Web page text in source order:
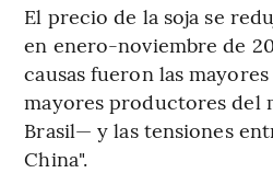
El precio de la soja se
en enero-noviembre de
causas fueron las
mayores productores del
Brasil— y las tensiones
China".